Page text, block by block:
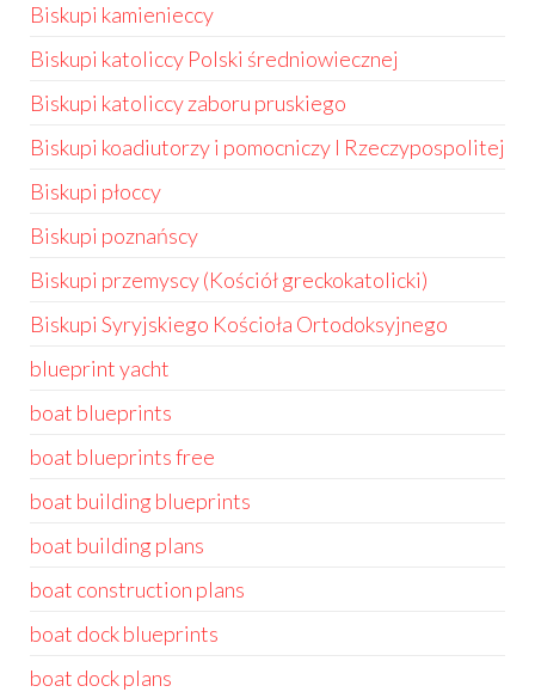
Biskupi kamienieccy
Biskupi katoliccy Polski średniowiecznej
Biskupi katoliccy zaboru pruskiego
Biskupi koadiutorzy i pomocniczy I Rzeczypospolitej
Biskupi płoccy
Biskupi poznańscy
Biskupi przemyscy (Kościół greckokatolicki)
Biskupi Syryjskiego Kościoła Ortodoksyjnego
blueprint yacht
boat blueprints
boat blueprints free
boat building blueprints
boat building plans
boat construction plans
boat dock blueprints
boat dock plans